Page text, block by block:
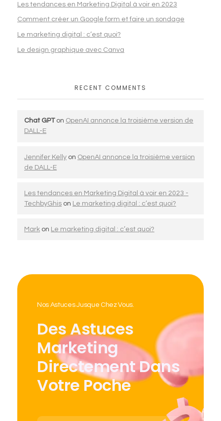
Les tendances en Marketing Digital à voir en 2023
Comment créer un Google form et faire un sondage
Le marketing digital : c’est quoi?
Le design graphique avec Canva
RECENT COMMENTS
Chat GPTon OpenAI annonce la troisième version de
DALL-E
Jennifer Kelly on OpenAI annonce la troisième version
de DALL-E
Les tendances en Marketing Digital à voir en 2023 -
TechbyGhis on Le marketing digital : c’est quoi?
Mark on Le marketing digital : c’est quoi?
Nos Astuces Jusque Chez Vous.
Des Astuces
Marketing
Directement Dans
Votre Poche